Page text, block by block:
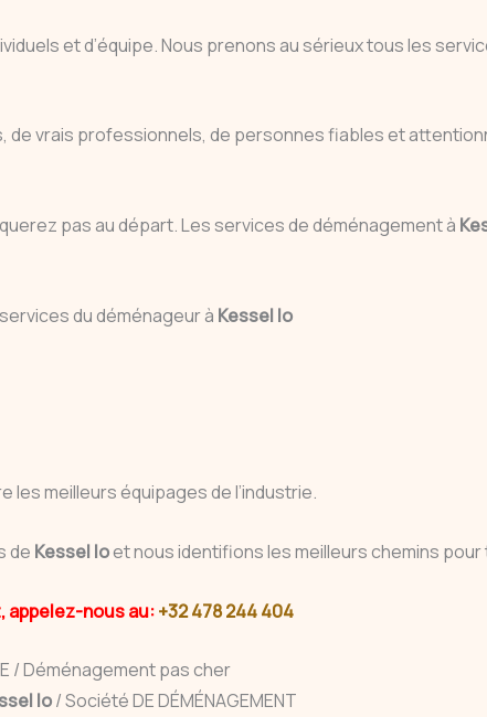
et d’équipe. Nous prenons au sérieux tous les
vrais professionnels, de personnes fiables et
pas au départ. Les services de déménagement à
du déménageur à Kessel lo
meilleurs équipages de l’industrie.
de Kessel loet nous identifions les meilleurs chemins
appelez-nous au:+32 478 244 404
/ Déménagement pas cher
lo/ Société DE DÉMÉNAGEMENT